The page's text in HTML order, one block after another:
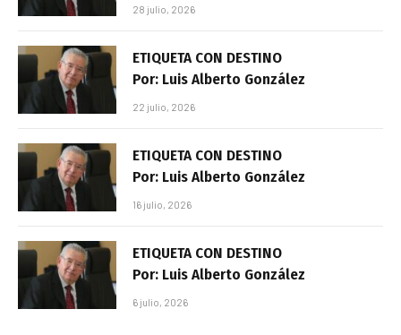
28 julio, 2026
ETIQUETA CON DESTINO
Por: Luis Alberto González
22 julio, 2026
ETIQUETA CON DESTINO
Por: Luis Alberto González
16 julio, 2026
ETIQUETA CON DESTINO
Por: Luis Alberto González
6 julio, 2026